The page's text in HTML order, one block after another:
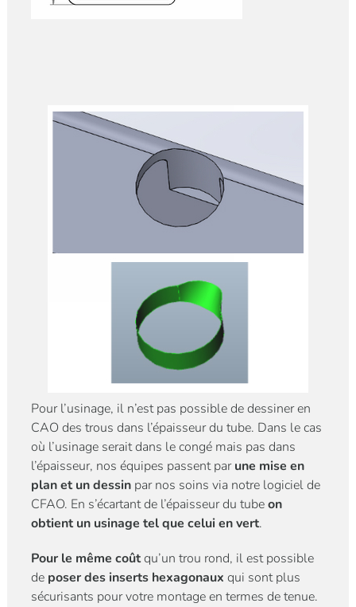
Pour l’usinage, il n’est pas possible de dessiner en
CAO des trous dans l’épaisseur du tube. Dans le cas
où l’usinage serait dans le congé mais pas dans
l’épaisseur, nos équipes passent parune mise en
plan et un dessinpar nos soins via notre logiciel de
CFAO. En s’écartant de l’épaisseur du tubeon
obtient un usinage tel que celui en vert.
Pour le même coûtqu’un trou rond, il est possible
de poser des inserts hexagonaux qui sont plus
sécurisants pour votre montage en termes de tenue.